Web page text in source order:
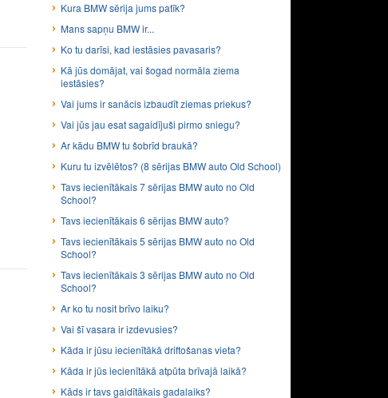
Kura BMW sērija jums patīk?
Mans sapņu BMW ir...
Ko tu darīsi, kad iestāsies pavasaris?
Kā jūs domājat, vai šogad normāla ziema
iestāsies?
Vai jums ir sanācis izbaudīt ziemas priekus?
Vai jūs jau esat sagaidījuši pirmo sniegu?
Ar kādu BMW tu šobrīd braukā?
Kuru tu izvēlētos? (8 sērijas BMW auto Old School)
Tavs iecienītākais 7 sērijas BMW auto no Old
School?
Tavs iecienītākais 6 sērijas BMW auto?
Tavs iecienītākais 5 sērijas BMW auto no Old
School?
Tavs iecienītākais 3 sērijas BMW auto no Old
School?
Ar ko tu nosit brīvo laiku?
Vai šī vasara ir izdevusies?
Kāda ir jūsu iecienītākā driftošanas vieta?
Kāda ir jūs iecienītākā atpūta brīvajā laikā?
Kāds ir tavs gaidītākais gadalaiks?